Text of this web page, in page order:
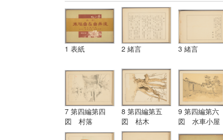
1 表紙 2 緒言 3 緒言
7 第四編第四
図 村落
8 第四編第五
図 枯木
9 第四編第六
図 水車小屋